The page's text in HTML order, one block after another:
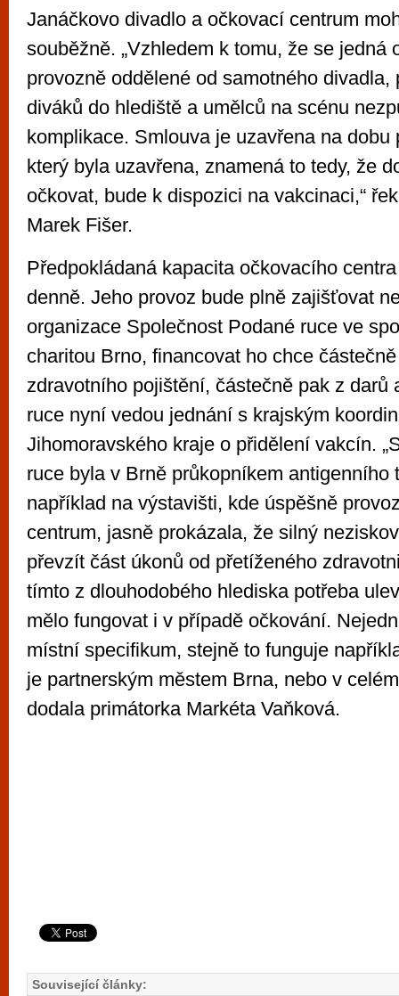
Janáčkovo divadlo a očkovací centrum
souběžně. „Vzhledem k tomu, že se jedná
provozně oddělené od samotného divadla,
diváků do hlediště a umělců na scénu
komplikace. Smlouva je uzavřena na dobu
který byla uzavřena, znamená to tedy, že
očkovat, bude k dispozici na vakcinaci,“
Marek Fišer.
Předpokládaná kapacita očkovacího
denně. Jeho provoz bude plně zajišťovat
organizace Společnost Podané ruce ve
charitou Brno, financovat ho chce
zdravotního pojištění, částečně pak z darů
ruce nyní vedou jednání s krajským
Jihomoravského kraje o přidělení vakcín.
ruce byla v Brně průkopníkem antigenního
například na výstavišti, kde úspěšně
centrum, jasně prokázala, že silný
převzít část úkonů od přetíženého
tímto z dlouhodobého hlediska potřeba
mělo fungovat i v případě očkování.
místní specifikum, stejně to funguje
je partnerským městem Brna, nebo v
dodala primátorka Markéta Vaňková.
Související články: